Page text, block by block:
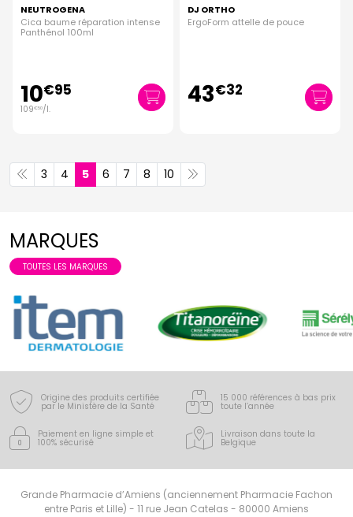
NEUTROGENA
Cica baume réparation intense
Panthénol 100ml
10€95
109€50/l.
DJ ORTHO
ErgoForm attelle de pouce
43€32
3 4 5 6 7 8 10
MARQUES
TOUTES LES MARQUES
Origine des produits certifiée
par le Ministère de la Santé
15 000 références à bas prix
toute l’année
Paiement en ligne simple et
100% sécurisé
Livraison dans toute la
Belgique
Grande Pharmacie d’Amiens (anciennement Pharmacie Fachon
entre Paris et Lille) - 11 rue Jean Catelas - 80000 Amiens